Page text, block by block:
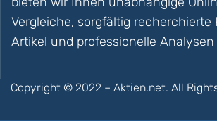
Vergleiche, sorgfältig recherchierte
Artikel und professionelle Analysen
Copyright © 2022 – Aktien.net. All